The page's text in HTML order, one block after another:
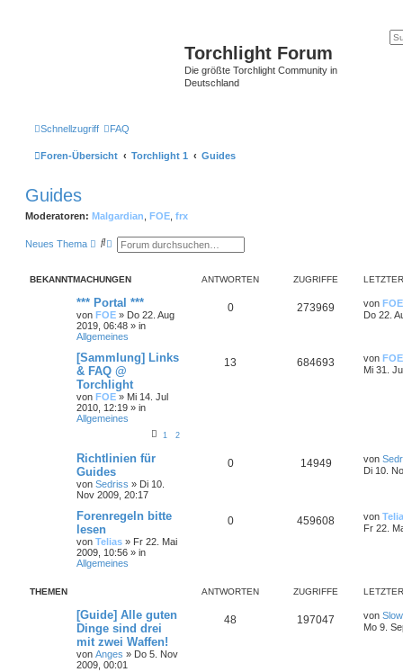
Torchlight Forum
Die größte Torchlight Community in
Deutschland
Schnellzugriff FAQ
Foren-Übersicht Torchlight 1 Guides
Guides
Moderatoren: Malgardian FOE frx
Neues Thema
S
e
E
i
e
r
t
e
u
c
h
e
BEKANNTMACHUNGEN ANTWORTEN ZUGRIFFE
*** Portal ***
von FOE » Do 22. Aug
2019, 06:48 » in
Allgemeines
0 273969 von FOE
Do 22.
[Sammlung] Links
& FAQ @
Torchlight
von FOE » Mi 14. Jul
2010, 12:19 » in
Allgemeines
1 2
13 684693 von FOE
Mi 31.
Richtlinien für
Guides
von Sedriss » Di 10.
Nov 2009, 20:17
0 14949 von
Di 10.
Forenregeln bitte
lesen
von Telias » Fr 22. Mai
2009, 10:56 » in
Allgemeines
0 459608 von
Fr 22.
THEMEN ANTWORTEN ZUGRIFFE
[Guide] Alle guten
Dinge sind drei
mit zwei Waffen!
von Anges » Do 5. Nov
2009, 00:01
48 197047 von
Mo 9.